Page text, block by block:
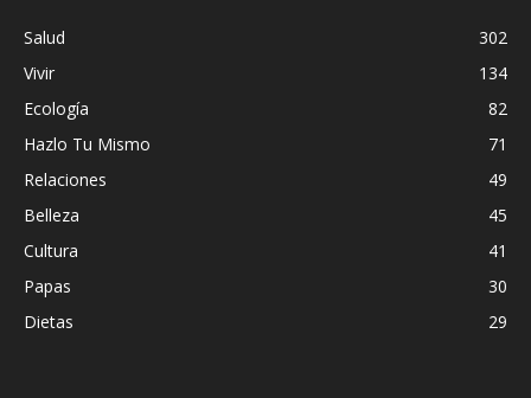
Salud
302
Vivir
134
Ecología
82
Hazlo Tu Mismo
71
Relaciones
49
Belleza
45
Cultura
41
Papas
30
Dietas
29